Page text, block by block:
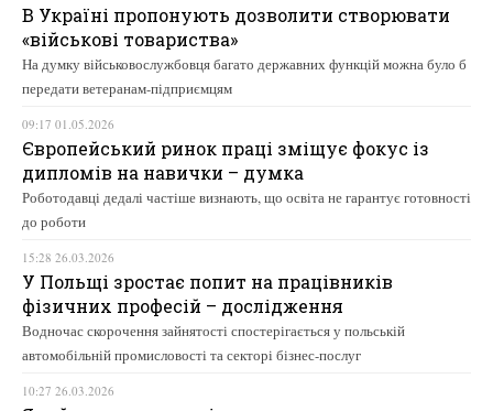
В Україні пропонують дозволити створювати
«військові товариства»
На думку військовослужбовця багато державних функцій можна було б
передати ветеранам-підприємцям
09:17 01.05.2026
Європейський ринок праці зміщує фокус із
дипломів на навички – думка
Роботодавці дедалі частіше визнають, що освіта не гарантує готовності
до роботи
15:28 26.03.2026
У Польщі зростає попит на працівників
фізичних професій – дослідження
Водночас скорочення зайнятості спостерігається у польській
автомобільній промисловості та секторі бізнес-послуг
10:27 26.03.2026